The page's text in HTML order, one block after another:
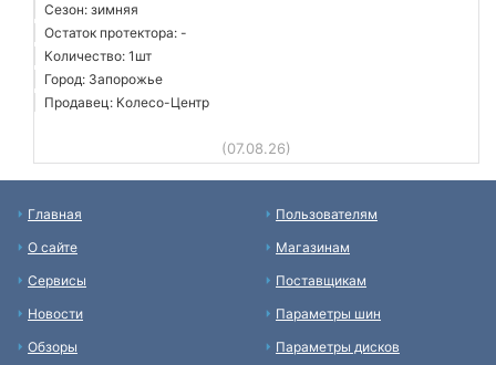
Сезон: зимняя
Остаток протектора: -
Количество: 1шт
Город: Запорожье
Продавец: Колесо-Центр
(07.08.26)
Главная
О сайте
Сервисы
Новости
Обзоры
Пользователям
Магазинам
Поставщикам
Параметры шин
Параметры дисков